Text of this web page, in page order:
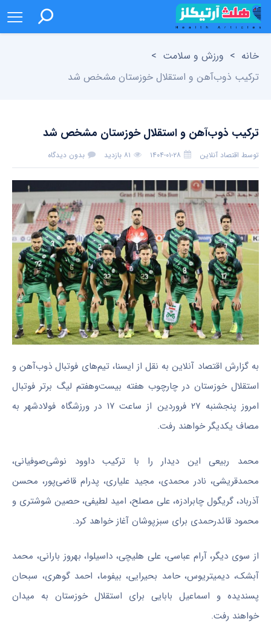
خانه > ورزش و سلامت >
ترکیب ذوب‌آهن و استقلال خوزستان مشخص شد
ترکیب ذوب‌آهن و استقلال خوزستان مشخص شد
توسط اقتصاد آنلاین ۱۴۰۴-۰۱-۲۸ ۸۱ بازدید بدون دیدگاه
به گزارش اقتصاد آنلاین به نقل از ایسنا، تیم‌های فوتبال ذوب‌آهن و
استقلال خوزستان در چارچوب هفته بیست‌وهفتم لیگ برتر فوتبال
امروز پنجشنبه ۲۷ فروردین از ساعت ۱۷ در ورزشگاه فولادشهر به
مصاف یکدیگر خواهند رفت.
محمد ربیعی این دیدار را با ترکیب داوود نوشی‌صوفیانی،
محمدقریشی، نادر محمدی، مجید علیاری، پدرام قاضی‌پور، محسن
آذرباد، گریگول چابرادزه، علی مصلح، امید لطیفی، حصین شوشتری و
محمود قائدرحمدی برای سبزپوشان آغاز خواهد کرد.
از سوی دیگر، آرام عباسی، علی هلیچی، داسیلوا، بهروز بارانی، محمد
آبشک، دیمیتریوس، حامد بحیرایی، بیفوما، احمد گوهری، سبحان
پسندیده و اسماعیل بابایی برای استقلال خوزستان به میدان
خواهند رفت.